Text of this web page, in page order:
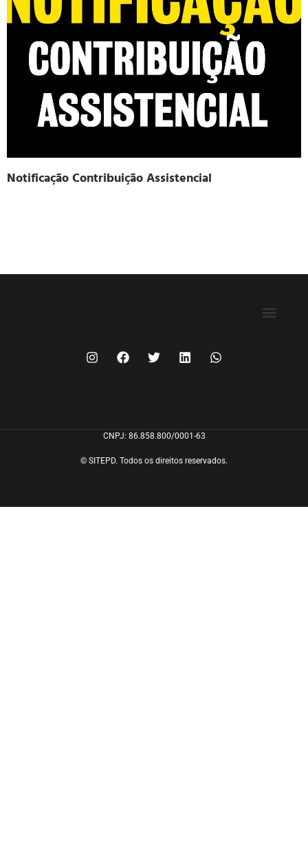
Notificação Contribuição Assistencial
CNPJ: 86.858.800/0001-63
© SITEPD. Todos os direitos reservados.